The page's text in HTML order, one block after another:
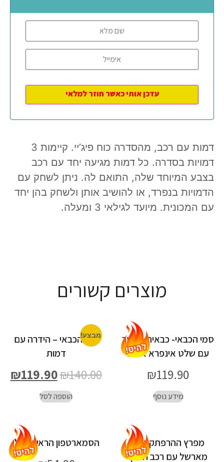
דמות עם רכב, מהסדרה כוח פיג’יי. קיימות 3
דמויות בסדרה. כל דמות מגיעה יחד עם רכב
בצבע המיוחד שלה, התואם לה. ניתן לשחק עם
הדמויות בנפרד, או להושיב אותן ולשחק בהן יחד
עם המכונית. מיועד לגילאי 3 ומעלה.
מוצרים קשורים
סמי הכבאי- כבאית יופיטר
עם שלט אינפרא אדום
₪119.90
מידע נוסף
מבצע!
סמי הכבאי – הידרה עם
דמות
₪140.00
₪119.90
הוספה לסל
מפרץ ההרפתקאות-
מארשל עם רכב חילוץ
הסמארטפון הראשון שלי